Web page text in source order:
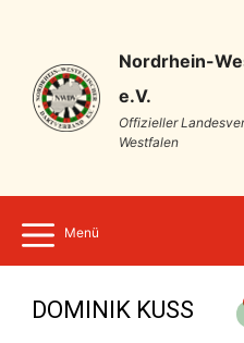
Nordrhein-
e.V.
Offizieller
Westfalen
Menü
DOMINIK KUSS